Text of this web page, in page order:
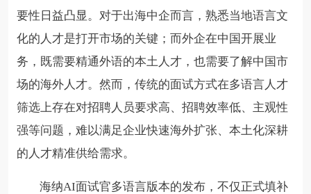
要性日益凸显。对于出海中企而言，熟悉当地语言文
化的人才是打开市场的关键；而外企在中国开展业
务，既需要精通外语的本土人才，也需要了解中国市
场的海外人才。然而，传统的面试方式在多语言人才
筛选上存在对招聘人员要求高、招聘效率低、主观性
强等问题，难以满足企业快速海外扩张、本土化深耕
的人才精准供给需求。
海纳AI面试官多语言版本的发布，不仅正式填补